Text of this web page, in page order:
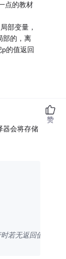
点的教材
部变量，
部的，离
的值返回
器会将存储
若无返回值，则p
赞